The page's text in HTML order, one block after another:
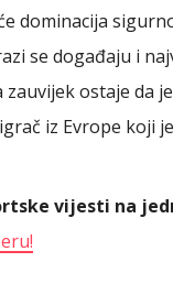
dominacija
se događaju i
ostaje da
iz Evrope koji
vijesti na